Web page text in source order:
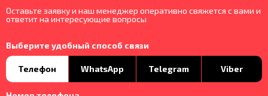
Оставьте заявку и наш менеджер оперативно свяжется с вами и
ответит на интересующие вопросы
Выберите удобный способ связи
Телефон WhatsApp Telegram Viber